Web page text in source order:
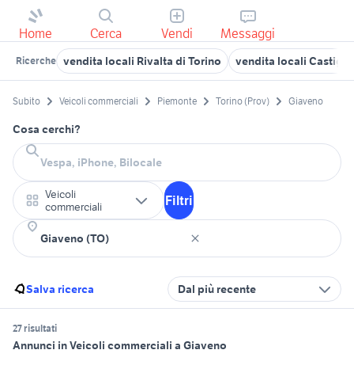
Home Cerca Vendi Messaggi
Ricerche vendita locali Rivalta di Torino vendita locali
Subito Veicoli commerciali Piemonte Torino (Prov) Giaveno
Cosa cerchi?
Veicoli
commerciali
Filtri
Salva ricerca Dal più recente
27 risultati
Annunci in Veicoli commerciali a Giaveno